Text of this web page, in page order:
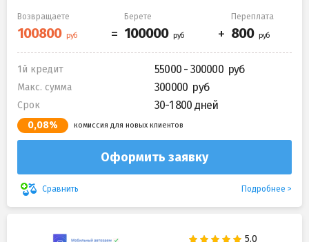
Возвращаете Берете Переплата
1й кредит 55000 - 300000
Макс. сумма 300000
Срок 30-1 800 дней
0,08% комиссия для новых клиентов
Оформить заявку
Сравнить Подробнее